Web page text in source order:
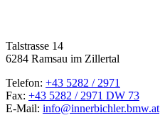
Talstrasse 14
6284 Ramsau im Zillertal
Telefon: +43 5282 / 2971
Fax: +43 5282 / 2971 DW 73
E-Mail: info@innerbichler.bmw.at